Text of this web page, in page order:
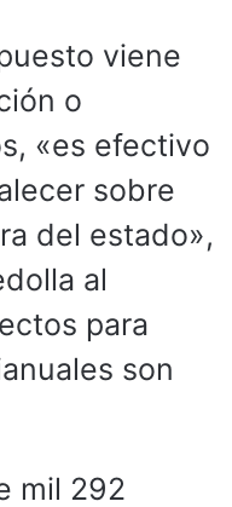
viene
o
«es efectivo
sobre
del estado»,
al
para
son
mil 292